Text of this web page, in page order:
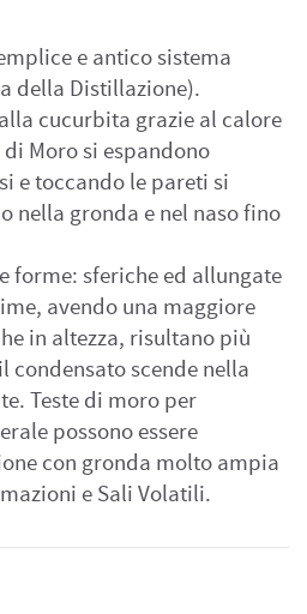
e antico sistema
della Distillazione).
cucurbita grazie al calore
Moro si espandono
e toccando le pareti si
nella gronda e nel naso fino
forme: sferiche ed allungate
avendo una maggiore
in altezza, risultano più
scende nella
Teste di moro per
possono essere
con gronda molto ampia
e Sali Volatili.